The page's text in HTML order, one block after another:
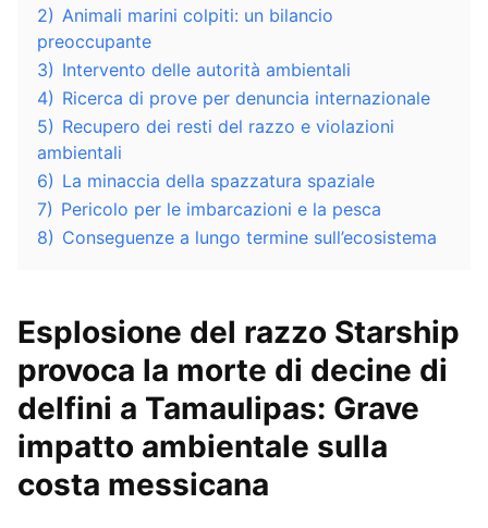
2) Animali marini colpiti: un bilancio
preoccupante
3) Intervento delle autorità ambientali
4) Ricerca di prove per denuncia internazionale
5) Recupero dei resti del razzo e violazioni
ambientali
6) La minaccia della spazzatura spaziale
7) Pericolo per le imbarcazioni e la pesca
8) Conseguenze a lungo termine sull’ecosistema
Esplosione del razzo Starship
provoca la morte di decine di
delfini a Tamaulipas: Grave
impatto ambientale sulla
costa messicana